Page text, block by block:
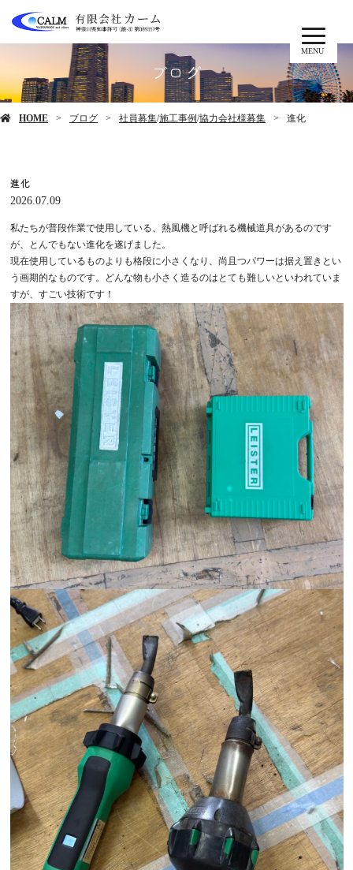
MENU
ブログ
HOME ブログ 社員募集/施工事例/協力会社様募集 進化
進化
2026.07.09
私たちが普段作業で使用している、熱風機と呼ばれる機械道具があるのです
が、とんでもない進化を遂げました。
現在使用しているものよりも格段に小さくなり、尚且つパワーは据え置きとい
う画期的なものです。どんな物も小さく造るのはとても難しいといわれていま
すが、すごい技術です！